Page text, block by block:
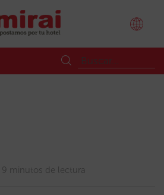
9 minutos de lectura